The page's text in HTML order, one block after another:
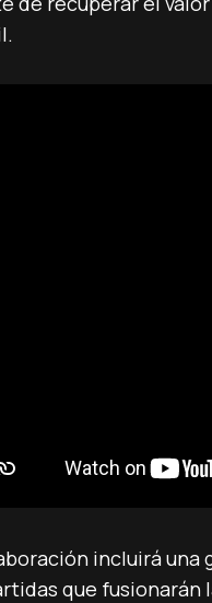
incluirá una
que fusionarán